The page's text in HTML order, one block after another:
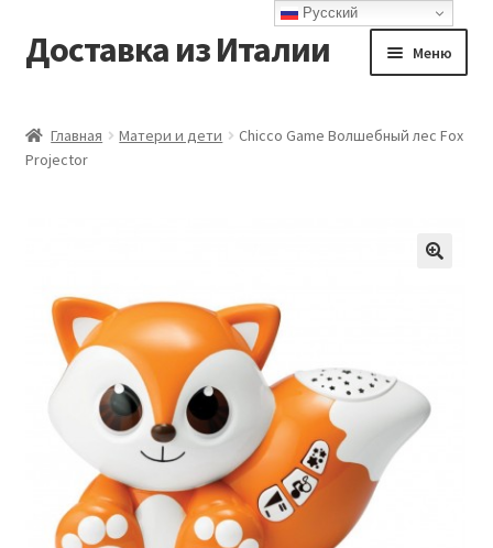
Перейти
к
Перейти
к
Доставка из Италии Меню
Доставка
Мой аккаунт
Оформление заказа
Главная Матери и дети
Chicco Game Волшебный лес Fox
Projector
Русский